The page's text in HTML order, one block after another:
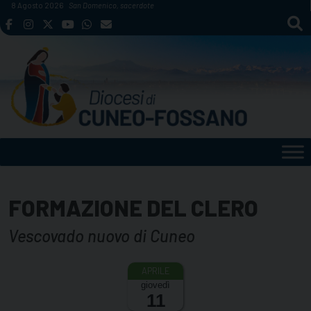
Skip
to
8 Agosto 2026 San Domenico, sacerdote
FORMAZIONE DEL CLERO
Vescovado nuovo di Cuneo
giovedì
11